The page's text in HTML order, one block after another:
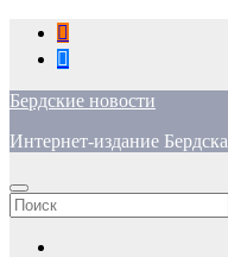
Перейти
содержимому
Бердские новости
Интернет-издание Бердска